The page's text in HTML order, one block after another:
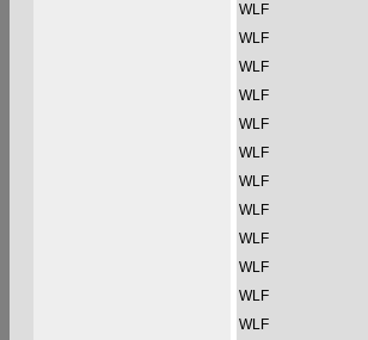
WLF
WLF
WLF
WLF
WLF
WLF
WLF
WLF
WLF
WLF
WLF
WLF